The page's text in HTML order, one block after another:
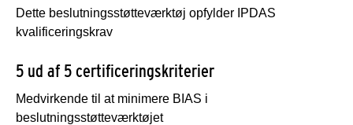
Dette beslutningsstøtteværktøj opfylder IPDAS
kvalificeringskrav
5 ud af 5 certificeringskriterier
Medvirkende til at minimere BIAS i
beslutningsstøtteværktøjet